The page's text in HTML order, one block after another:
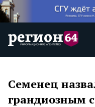
Семенец
грандиозным